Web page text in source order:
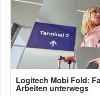
Logitech Mobi Fold:
Arbeiten unterwegs